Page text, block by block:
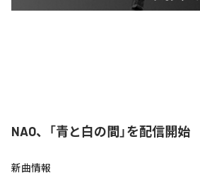
NAO、「青と白の間」を配信開始
新曲情報